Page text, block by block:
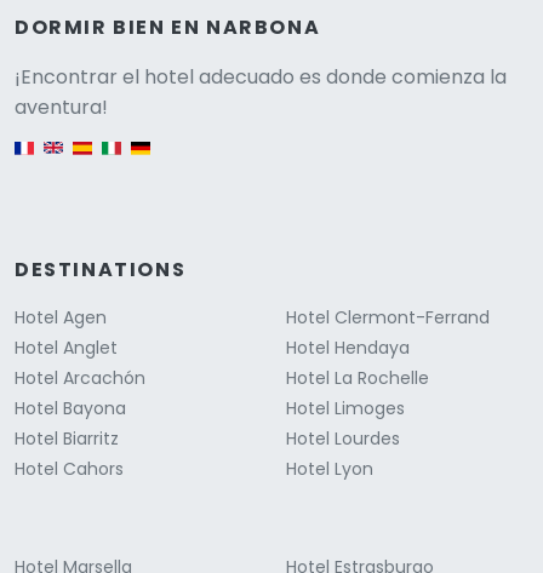
DORMIR BIEN EN NARBONA
¡Encontrar el hotel adecuado es donde comienza la
aventura!
English version
DESTINATIONS
Hotel Agen
Hotel Anglet
Hotel Arcachón
Hotel Bayona
Hotel Biarritz
Hotel Cahors
Hotel Clermont-Ferrand
Hotel Hendaya
Hotel La Rochelle
Hotel Limoges
Hotel Lourdes
Hotel Lyon
Hotel Marsella Hotel Estrasburgo